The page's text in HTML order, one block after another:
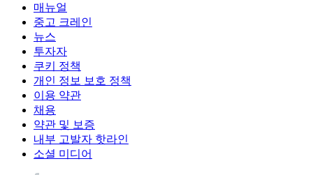
매뉴얼
중고 크레인
뉴스
투자자
쿠키 정책
개인 정보 보호 정책
이용 약관
채용
약관 및 보증
내부 고발자 핫라인
소셜 미디어